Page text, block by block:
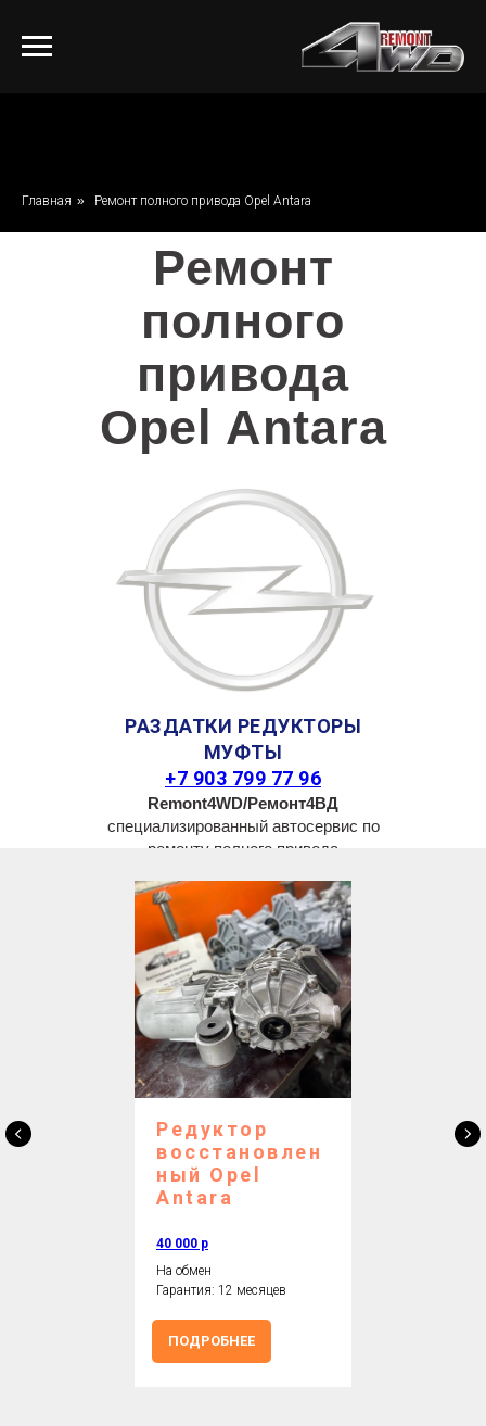
Главная » Ремонт полного привода Opel Antara
РАЗДАТКИ РЕДУКТОРЫ
МУФТЫ
+7 903 799 77 96
Ремонт
полного
привода
Opel Antara
Remont4WD/Ремонт4ВД
специализированный автосервис по
ремонту полного привода
Редуктор
восстановлен
ный Opel
Antara
40 000 р
На обмен
Гарантия: 12 месяцев
ПОДРОБНЕЕ